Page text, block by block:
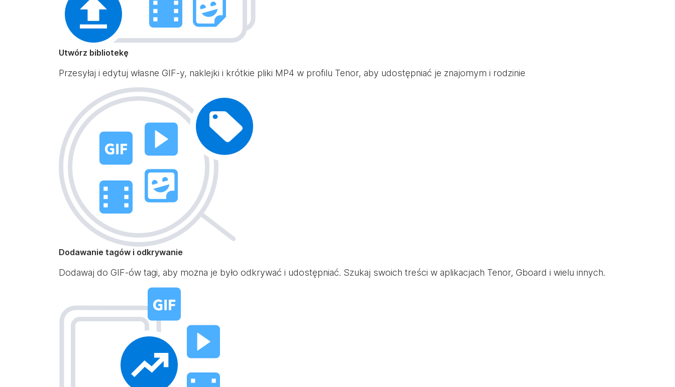
Utwórz bibliotekę
Przesyłaj i edytuj własne GIF-y, naklejki i krótkie pliki MP4 w profilu Tenor, aby udostępniać je znajomym i rodzinie
Dodawanie tagów i odkrywanie
Dodawaj do GIF-ów tagi, aby można je było odkrywać i udostępniać. Szukaj swoich treści w aplikacjach Tenor, Gboard i wielu innych.